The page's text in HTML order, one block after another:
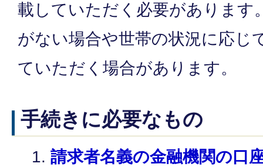
載していただく必要があります
がない場合や世帯の状況に応じ
ていただく場合があります。
手続きに必要なもの
請求者名義の金融機関の口